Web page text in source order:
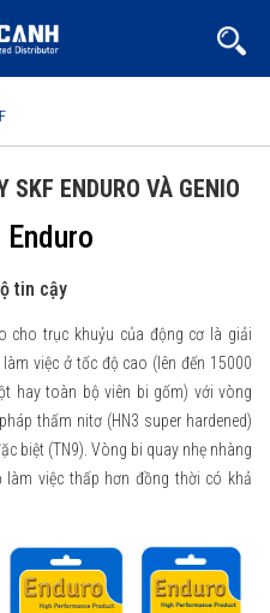
ENDURO VÀ GENIO
tin cậy
cho trục khuỷu của động cơ là giải
việc ở tốc độ cao (lên đến 15000
hay toàn bộ viên bi gốm) với vòng
thấm nitơ (HN3 super hardened)
biệt (TN9). Vòng bi quay nhẹ nhàng
làm việc thấp hơn đồng thời có khả